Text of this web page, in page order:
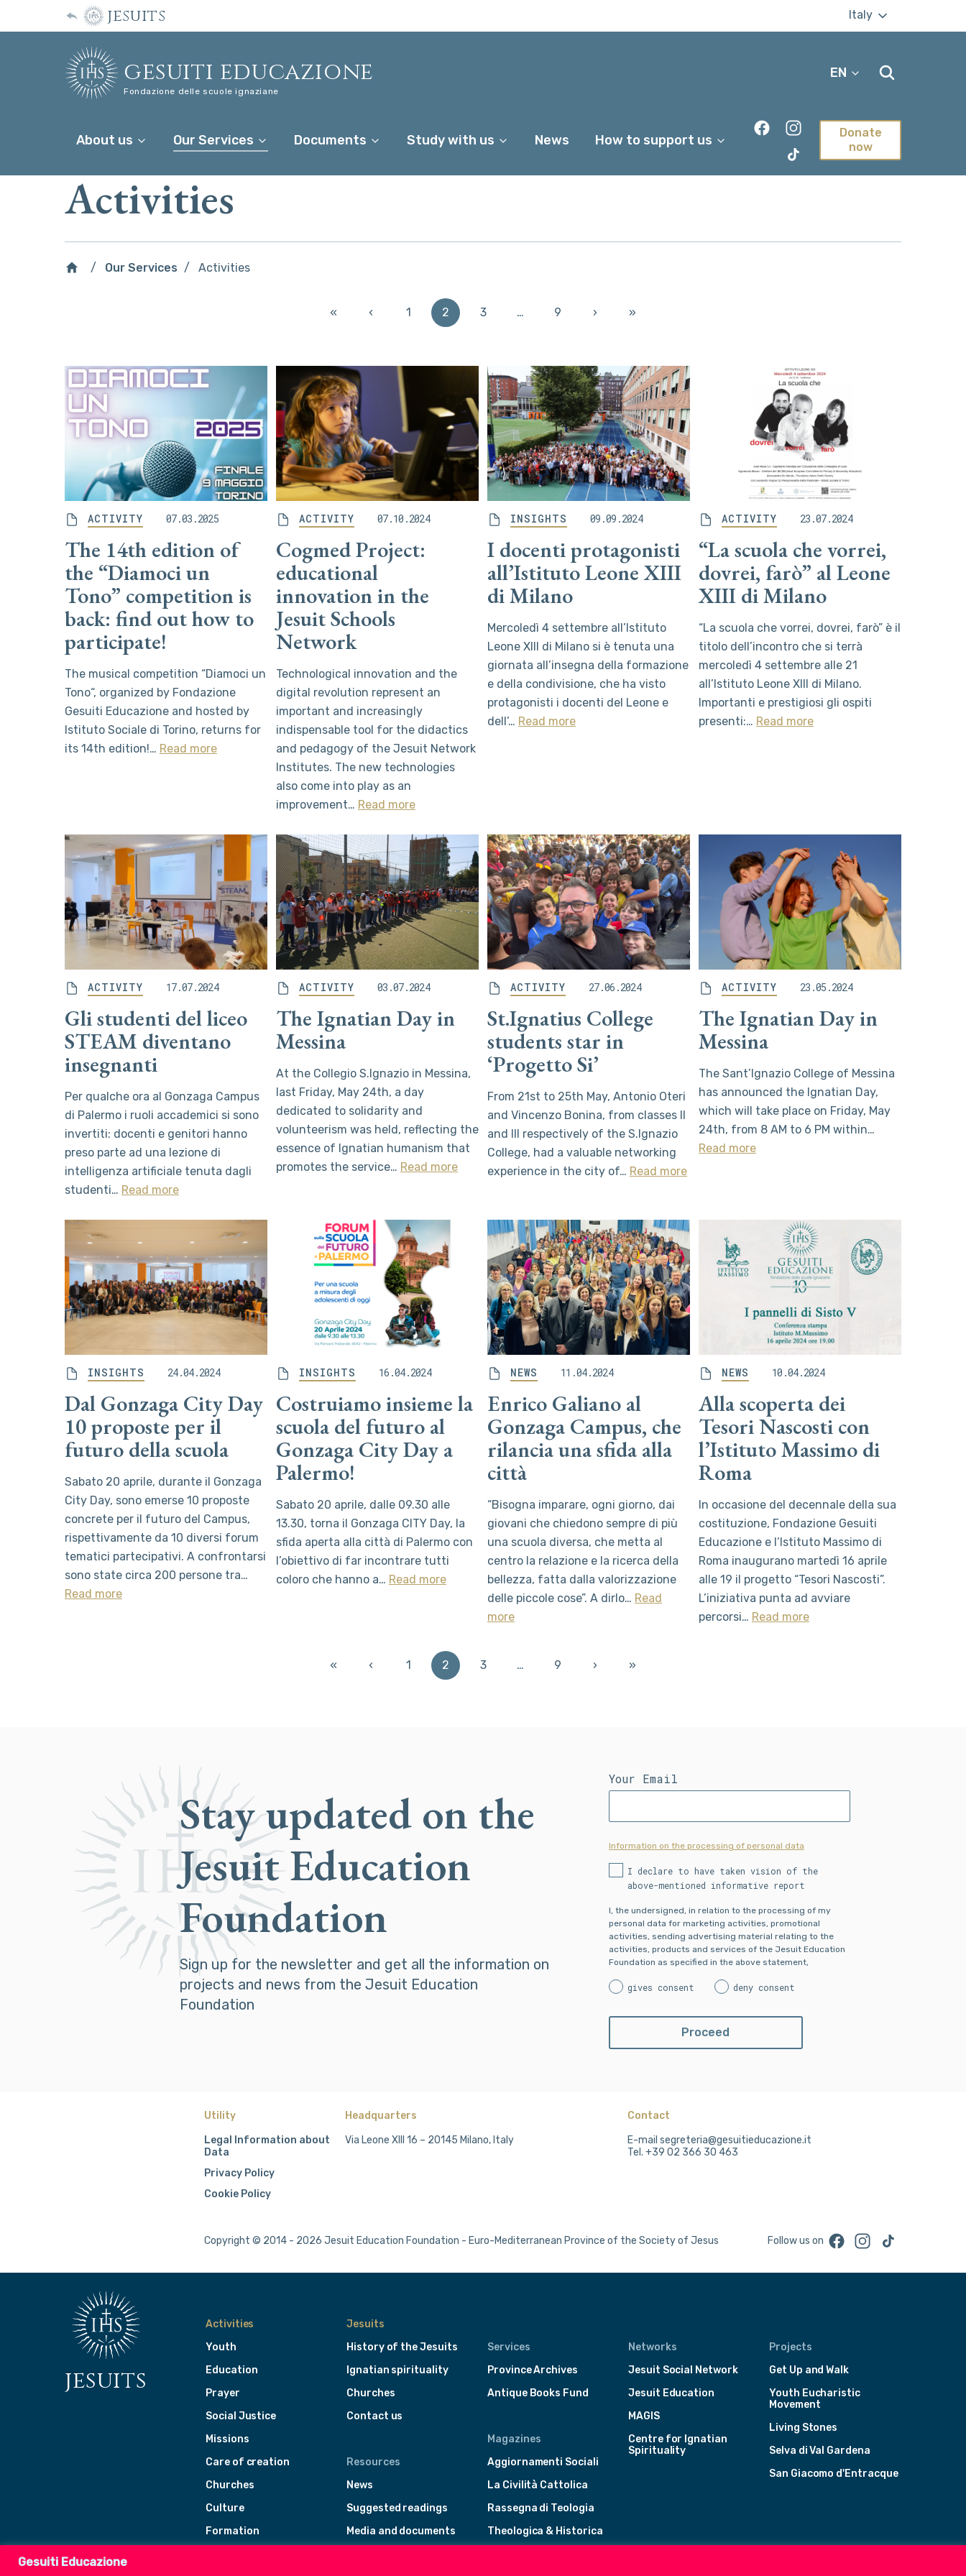
jesuits Italy
gesuiti educazione
Fondazione delle scuole ignaziane
EN
About us Our Services Documents Study with us News How to support us
Donate
now
Activities
Our Services Activities
« ‹ 1 2 3 … 9 › »
ACTIVITY 07.03.2025
The 14th edition of
the “Diamoci un
Tono” competition is
back: find out how to
participate!
The musical competition “Diamoci un
Tono“, organized by Fondazione
Gesuiti Educazione and hosted by
Istituto Sociale di Torino, returns for
its 14th edition!… Read more
ACTIVITY 07.10.2024
Cogmed Project:
educational
innovation in the
Jesuit Schools
Network
Technological innovation and the
digital revolution represent an
important and increasingly
indispensable tool for the didactics
and pedagogy of the Jesuit Network
Institutes. The new technologies
also come into play as an
improvement… Read more
INSIGHTS 09.09.2024
I docenti protagonisti
all’Istituto Leone XIII
di Milano
Mercoledì 4 settembre all’Istituto
Leone XIII di Milano si è tenuta una
giornata all’insegna della formazione
e della condivisione, che ha visto
protagonisti i docenti del Leone e
dell’… Read more
ACTIVITY 23.07.2024
“La scuola che vorrei,
dovrei, farò” al Leone
XIII di Milano
“La scuola che vorrei, dovrei, farò” è il
titolo dell’incontro che si terrà
mercoledì 4 settembre alle 21
all’Istituto Leone XIII di Milano.
Importanti e prestigiosi gli ospiti
presenti:… Read more
ACTIVITY 17.07.2024
Gli studenti del liceo
STEAM diventano
insegnanti
Per qualche ora al Gonzaga Campus
di Palermo i ruoli accademici si sono
invertiti: docenti e genitori hanno
preso parte ad una lezione di
intelligenza artificiale tenuta dagli
studenti… Read more
ACTIVITY 03.07.2024
The Ignatian Day in
Messina
At the Collegio S.Ignazio in Messina,
last Friday, May 24th, a day
dedicated to solidarity and
volunteerism was held, reflecting the
essence of Ignatian humanism that
promotes the service… Read more
ACTIVITY 27.06.2024
St.Ignatius College
students star in
‘Progetto Si’
From 21st to 25th May, Antonio Oteri
and Vincenzo Bonina, from classes II
and III respectively of the S.Ignazio
College, had a valuable networking
experience in the city of… Read more
ACTIVITY 23.05.2024
The Ignatian Day in
Messina
The Sant’Ignazio College of Messina
has announced the Ignatian Day,
which will take place on Friday, May
24th, from 8 AM to 6 PM within…
Read more
INSIGHTS 24.04.2024
Dal Gonzaga City Day
10 proposte per il
futuro della scuola
Sabato 20 aprile, durante il Gonzaga
City Day, sono emerse 10 proposte
concrete per il futuro del Campus,
rispettivamente da 10 diversi forum
tematici partecipativi. A confrontarsi
sono state circa 200 persone tra…
Read more
INSIGHTS 16.04.2024
Costruiamo insieme la
scuola del futuro al
Gonzaga City Day a
Palermo!
Sabato 20 aprile, dalle 09.30 alle
13.30, torna il Gonzaga CITY Day, la
sfida aperta alla città di Palermo con
l’obiettivo di far incontrare tutti
coloro che hanno a… Read more
NEWS 11.04.2024
Enrico Galiano al
Gonzaga Campus, che
rilancia una sfida alla
città
“Bisogna imparare, ogni giorno, dai
giovani che chiedono sempre di più
una scuola diversa, che metta al
centro la relazione e la ricerca della
bellezza, fatta dalla valorizzazione
delle piccole cose”. A dirlo… Read
more
NEWS 10.04.2024
Alla scoperta dei
Tesori Nascosti con
l’Istituto Massimo di
Roma
In occasione del decennale della sua
costituzione, Fondazione Gesuiti
Educazione e l’Istituto Massimo di
Roma inaugurano martedì 16 aprile
alle 19 il progetto “Tesori Nascosti”.
L’iniziativa punta ad avviare
percorsi… Read more
« ‹ 1 2 3 … 9 › »
Stay updated on the
Jesuit Education
Foundation
Sign up for the newsletter and get all the information on
projects and news from the Jesuit Education
Foundation
Your Email
Information on the processing of personal data
I declare to have taken vision of the
above-mentioned informative report
I, the undersigned, in relation to the processing of my
personal data for marketing activities, promotional
activities, sending advertising material relating to the
activities, products and services of the Jesuit Education
Foundation as specified in the above statement,
gives consent deny consent
Utility
Legal Information about
Data
Privacy Policy
Cookie Policy
Headquarters
Via Leone XIII 16 – 20145 Milano, Italy
Contact
E-mail segreteria@gesuitieducazione.it
Tel. +39 02 366 30 463
Copyright © 2014 - 2026 Jesuit Education Foundation - Euro-Mediterranean Province of the Society of Jesus Follow us on FacebookInstagram
TikTok
jesuits
Activities
Youth
Education
Prayer
Social Justice
Missions
Care of creation
Churches
Culture
Formation
Jesuits
History of the Jesuits
Ignatian spirituality
Churches
Contact us
Resources
News
Suggested readings
Media and documents
Services
Province Archives
Antique Books Fund
Magazines
Aggiornamenti Sociali
La Civilità Cattolica
Rassegna di Teologia
Theologica & Historica
Networks
Jesuit Social Network
Jesuit Education
MAGIS
Centre for Ignatian
Spirituality
Projects
Get Up and Walk
Youth Eucharistic
Movement
Living Stones
Selva di Val Gardena
San Giacomo d'Entracque
Gesuiti Educazione